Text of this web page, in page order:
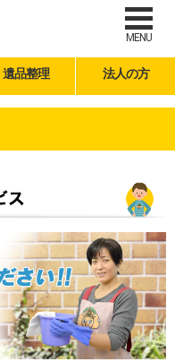
MENU
遺品整理 法人の方